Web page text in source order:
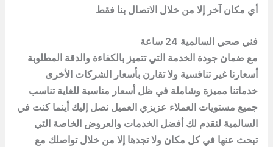
أي مكان آخر إلا من خلال الاتصال بنا فقط
فني صحي السالمية 24 ساعة
مع ضمان جودة الخدمة التي تتميز بالكفاءة والدقة المطلوبة
أسعارنا غير تنافسية ولا تقارن بأسعار الشركات الأخرى
خدماتنا مميزة وشاملة في ظل أسعار مناسبة للغاية تناسب
جميع مستويات العملاء عزيزي العميل نصل إليك أينما كنت في
السالمية لنقدم لك أفضل الخدمات والعروض الخاصة التي
تبحث عنها في كل مكان ولا تجدها إلا من خلال تواصلك مع